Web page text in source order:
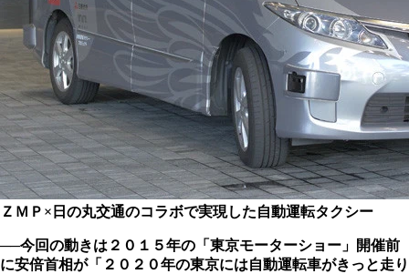
ＺＭＰ×日の丸交通のコラボで実現した自動運転タクシー
──今回の動きは２０１５年の「東京モーターショー」開催前
に安倍首相が「２０２０年の東京には自動運転車がきっと走り